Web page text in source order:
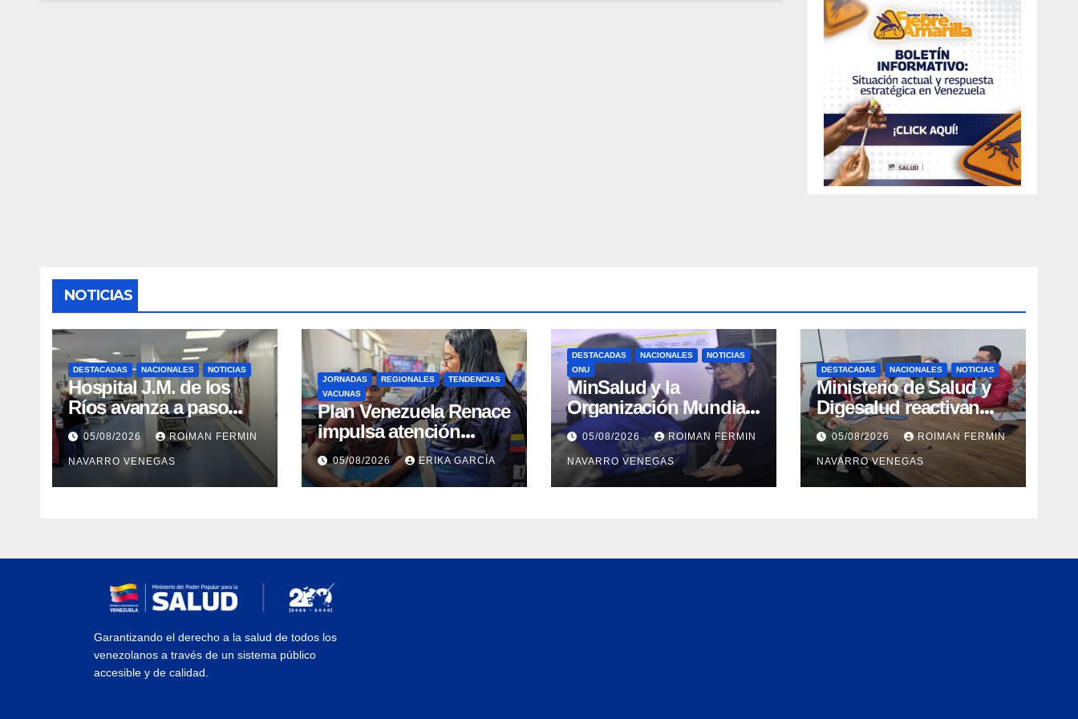
NOTICIAS
DESTACADAS NACIONALES NOTICIAS
Hospital J.M. de los
Ríos avanza a paso
firme en su
recuperación tras los
recientes eventos
sísmicos
05/08/2026 ROIMAN FERMIN
NAVARRO VENEGAS
JORNADAS REGIONALES
TENDENCIAS
VACUNAS
​Plan Venezuela Renace
impulsa atención
integral a refugiados y
evaluación de
vacunación en Aragua
05/08/2026 ERIKA GARCÍA
DESTACADAS NACIONALES
NOTICIAS
ONU
MinSalud y la
Organización Mundial
de la Salud evaluaron
propuesta técnica
integral en materia de
agua saneamiento e
05/08/2026 ROIMAN FERMIN
NAVARRO VENEGAS
DESTACADAS NACIONALES NOTICIAS
Ministerio de Salud y
Digesalud reactivan
lazos para la vigilancia
epidemiológica y el
control de
enfermedades
05/08/2026 ROIMAN FERMIN
NAVARRO VENEGAS
Garantizando el derecho a la salud de todos los
venezolanos a través de un sistema público
accesible y de calidad.